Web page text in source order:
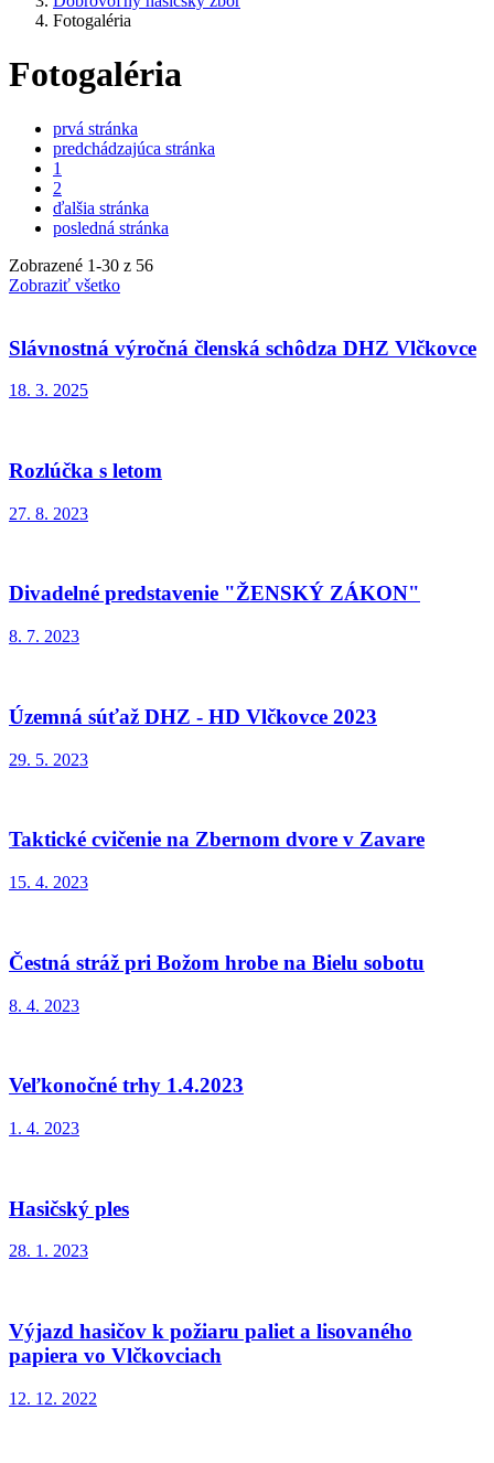
Fotogaléria
Fotogaléria
prvá stránka
predchádzajúca stránka
1
2
ďalšia stránka
posledná stránka
Zobrazené 1-30 z 56
Zobraziť všetko
Slávnostná výročná členská schôdza DHZ Vlčkovce
18. 3. 2025
Rozlúčka s letom
27. 8. 2023
Divadelné predstavenie "ŽENSKÝ ZÁKON"
8. 7. 2023
Územná súťaž DHZ - HD Vlčkovce 2023
29. 5. 2023
Taktické cvičenie na Zbernom dvore v Zavare
15. 4. 2023
Čestná stráž pri Božom hrobe na Bielu sobotu
8. 4. 2023
Veľkonočné trhy 1.4.2023
1. 4. 2023
Hasičský ples
28. 1. 2023
Výjazd hasičov k požiaru paliet a lisovaného
papiera vo Vlčkovciach
12. 12. 2022